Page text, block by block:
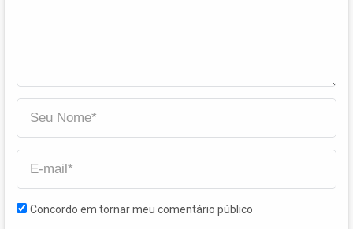
Concordo em tornar meu comentário público